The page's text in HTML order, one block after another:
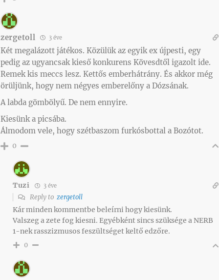
zergetoll 3 éve
Két megalázott játékos. Közülük az egyik ex újpesti, egy
pedig az ugyancsak kieső konkurens Kövesdtől igazolt ide.
Remek kis meccs lesz. Kettős emberhátrány. És akkor még
örüljünk, hogy nem négyes emberelőny a Dózsának.
A labda gömbölyű. De nem ennyire.
Kiesünk a picsába.
Álmodom vele, hogy szétbaszom furkósbottal a Bozótot.
0
Tuzi 3 éve
Reply to zergetoll
Kár minden kommentbe beleírni hogy kiesünk.
Valszeg a zete fog kiesni. Egyébként sincs szüksége a NERB
1-nek rasszizmusos feszültséget keltő edzőre.
0